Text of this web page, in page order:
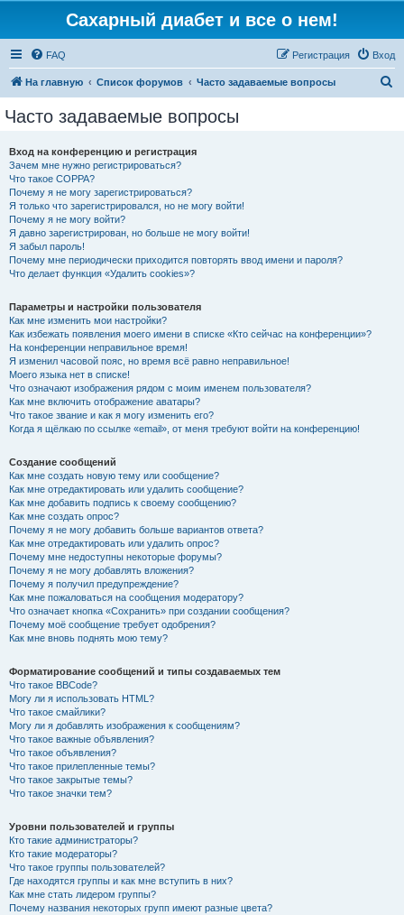
Сахарный диабет и все о нем!
FAQ Вход
Регистрация
На главную Список форумов Часто задаваемые вопросы
Часто задаваемые вопросы
Вход на конференцию и регистрация
Зачем мне нужно регистрироваться?
Что такое COPPA?
Почему я не могу зарегистрироваться?
Я только что зарегистрировался, но не могу войти!
Почему я не могу войти?
Я давно зарегистрирован, но больше не могу войти!
Я забыл пароль!
Почему мне периодически приходится повторять ввод имени и пароля?
Что делает функция «Удалить cookies»?
Параметры и настройки пользователя
Как мне изменить мои настройки?
Как избежать появления моего имени в списке «Кто сейчас на конференции»?
На конференции неправильное время!
Я изменил часовой пояс, но время всё равно неправильное!
Моего языка нет в списке!
Что означают изображения рядом с моим именем пользователя?
Как мне включить отображение аватары?
Что такое звание и как я могу изменить его?
Когда я щёлкаю по ссылке «email», от меня требуют войти на конференцию!
Создание сообщений
Как мне создать новую тему или сообщение?
Как мне отредактировать или удалить сообщение?
Как мне добавить подпись к своему сообщению?
Как мне создать опрос?
Почему я не могу добавить больше вариантов ответа?
Как мне отредактировать или удалить опрос?
Почему мне недоступны некоторые форумы?
Почему я не могу добавлять вложения?
Почему я получил предупреждение?
Как мне пожаловаться на сообщения модератору?
Что означает кнопка «Сохранить» при создании сообщения?
Почему моё сообщение требует одобрения?
Как мне вновь поднять мою тему?
Форматирование сообщений и типы создаваемых тем
Что такое BBCode?
Могу ли я использовать HTML?
Что такое смайлики?
Могу ли я добавлять изображения к сообщениям?
Что такое важные объявления?
Что такое объявления?
Что такое прилепленные темы?
Что такое закрытые темы?
Что такое значки тем?
Уровни пользователей и группы
Кто такие администраторы?
Кто такие модераторы?
Что такое группы пользователей?
Где находятся группы и как мне вступить в них?
Как мне стать лидером группы?
Почему названия некоторых групп имеют разные цвета?